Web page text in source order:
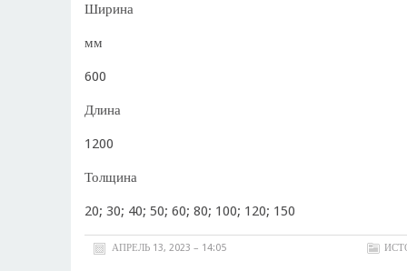
Ширина
мм
600
Длина
1200
Толщина
20; 30; 40; 50; 60; 80; 100; 120; 150
АПРЕЛЬ 13, 2023 – 14:05